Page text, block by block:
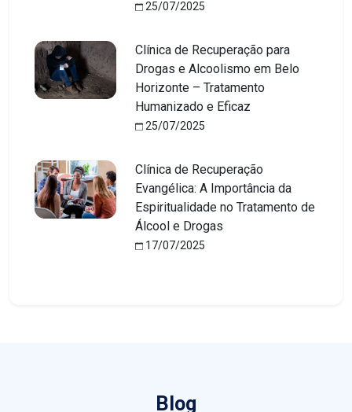
25/07/2025
Clínica de Recuperação para
Drogas e Alcoolismo em Belo
Horizonte – Tratamento
Humanizado e Eficaz
25/07/2025
Clínica de Recuperação
Evangélica: A Importância da
Espiritualidade no Tratamento de
Álcool e Drogas
17/07/2025
Blog